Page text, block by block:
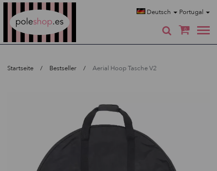
Deutsch Portugal
0
Startseite Bestseller Aerial Hoop Tasche V2